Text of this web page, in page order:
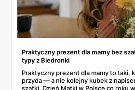
Praktyczny prezent dla mamy bez
typy z Biedronki
Praktyczny prezent dla mamy to taki,
przyda — a nie kolejny kubek z
szafki. Dzień Matki w Polsce co roku